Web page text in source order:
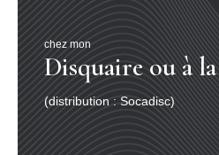
chez mon
Disquaire ou à
(distribution : Socadisc)